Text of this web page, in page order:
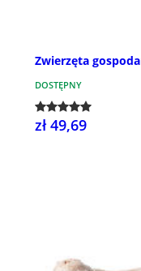
Zwierzęta
DOSTĘPNY
zł 49,69